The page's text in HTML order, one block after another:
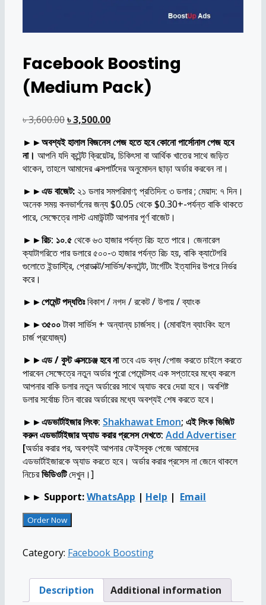
Facebook Boosting
(Medium Pack)
৳3,600.00Original
was:
৳ 3,600.00.
৳3,500.00Current
is:
৳ 3,500.00.
►►অবশ্যই হালাল বিজনেস পেজ হতে হবে কোনো পার্সোনাল পেজ হবে
না। আপনি যদি কন্টেন্ট ক্রিয়েটর, চিকিৎসা বা আর্থিক খাতের সাথে জড়িত
থাকেন, তাহলে আমাদের এক্সপার্টদের অনুমোদন ছাড়া অর্ডার করবেন না।
►►এড বাজেট: ২১ ডলার সমপরিমাণ; প্রতিদিন: ৩ ডলার ; মেয়াদ: ৭ দিন।
অনেক সময় কনভার্শনের জন্য $0.05 থেকে $0.30+-পর্যন্ত বাকি থাকতে
পারে, সেক্ষেত্রে লাস্ট এমাউন্টটি আপনার পূর্ণ বাজেট।
►►রিচ: ১০.৫থেকে ৬৩ হাজার পর্যন্ত রিচ হতে পারে। জেনারেল
ক্যাটাগরিতে পার ডলারে ৫০০-৩ হাজার পর্যন্ত রিচ হয়, বাকি ক্যাটেগরি
গুলোতে ইন্ডাস্ট্রি, প্রোডাক্ট/সার্ভিস/কনটেন্ট, টার্গেটিং ইত্যাদির উপরে নির্ভর
করে।
►►পেমেন্ট পদ্ধতিঃবিকাশ / নগদ / রকেট / উপায় / ব্যাংক
►►৩৫০০টাকা সার্ভিস + অন্যান্য চার্জসহ। (মোবাইল ব্যাংকিং হলে
চার্জ প্রযোজ্য)
►►এড / বুস্ট এক্সচেঞ্জ হবে নাতবে এড বন্ধ /পোজ করতে চাইলে করতে
পারবেন সেক্ষেত্রে নতুন অর্ডার পুরো পেমেন্টসহ এক সপ্তাহের মধ্যে করলে
আপনার বাকি ডলার নতুন অর্ডারের সাথে অ্যাড করে দেয়া হবে। অবশিষ্ট
ডলার সর্বোচ্চ তিন বারের অর্ডারের মধ্যে অবশ্যই শেষ করতে হবে।
►►এডভার্টাইজার লিংক: Shakhawat Emon; এই লিংক ভিজিট
করুন এডভার্টাইজার অ্যাড করার প্রসেস দেখতে: Add Advertiser
[অর্ডার করার পর, অবশ্যই আপনার ফেইসবুক পেজে আমাদের
এডভার্টাইজারকে অ্যাড করতে হবে। অর্ডার করার প্রসেস না জেনে থাকলে
নিচেরভিডিওটিদেখুন।]
►► Support:WhatsApp | Help | Email
Facebook
Pack)
Order Now
Category: Facebook Boosting
Description Additional information